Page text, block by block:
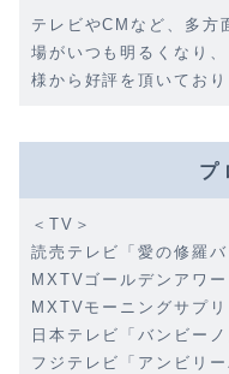
テレビやCMなど、多方
場がいつも明るくなり
様から好評を頂いており
プ
＜TV＞
読売テレビ「愛の修羅バ
MXTVゴールデンアワ
MXTVモーニングサプ
日本テレビ「バンビー
フジテレビ「アンビリー